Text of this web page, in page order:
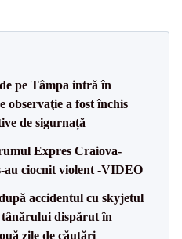
pe Tâmpa intră în
observaţie a fost închis
de sigurnață
Expres Craiova-
ciocnit violent -VIDEO
accidentul cu skyjetul
dispărut în
zile de căutări